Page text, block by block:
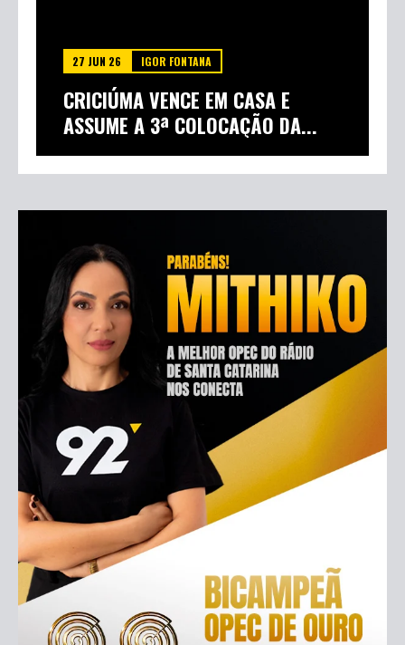
27 JUN 26 IGOR FONTANA
CRICIÚMA VENCE EM CASA E
ASSUME A 3ª COLOCAÇÃO DA...